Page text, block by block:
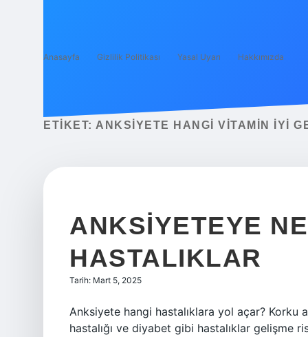
Anasayfa Gizlilik Politikası Yasal Uyarı Hakkımızda
ETIKET: ANKSIYETE HANGI VITAMIN IYI
ANKSIYETEYE
HASTALIKLAR
Tarih: Mart 5, 2025
Anksiyete hangi hastalıklara yol açar? Korku
hastalığı ve diyabet gibi hastalıklar gelişme